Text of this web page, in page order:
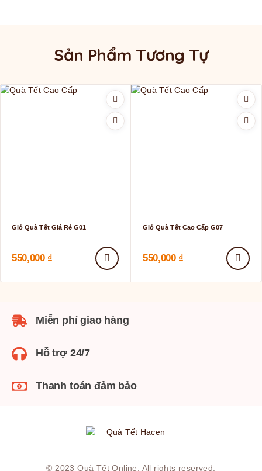
Sản Phẩm Tương Tự
Giỏ Quà Tết Giá Rẻ G01
550,000 ₫
Giỏ Quà Tết Cao Cấp G07
550,000 ₫
Miễn phí giao hàng
Hỗ trợ 24/7
Thanh toán đảm bảo
© 2023Quà Tết Online. All rights reserved.